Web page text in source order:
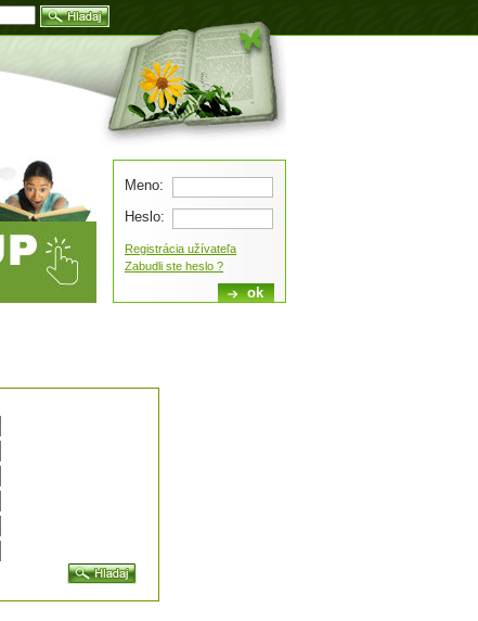
Meno:
Heslo:
Registrácia užívateľa
Zabudli ste heslo ?